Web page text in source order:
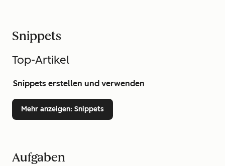
Snippets
Top-Artikel
Snippets erstellen und verwenden
Mehr anzeigen: Snippets
Aufgaben